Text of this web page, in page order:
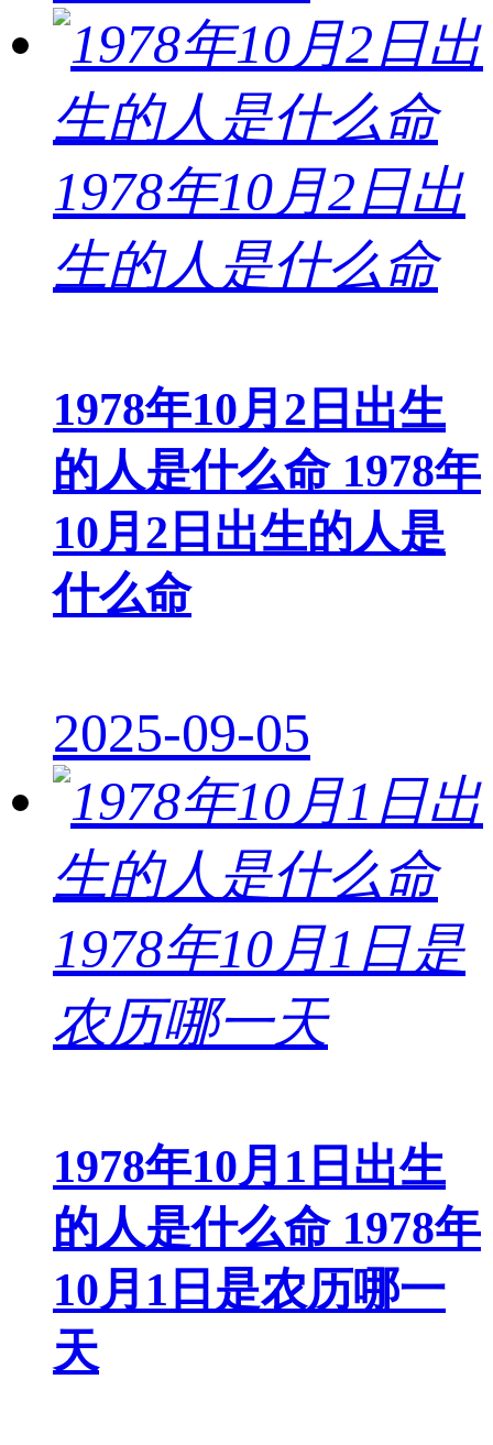
1978年10月2日出生
的人是什么命 1978年
10月2日出生的人是
什么命
2025-09-05
1978年10月1日出生
的人是什么命 1978年
10月1日是农历哪一
天